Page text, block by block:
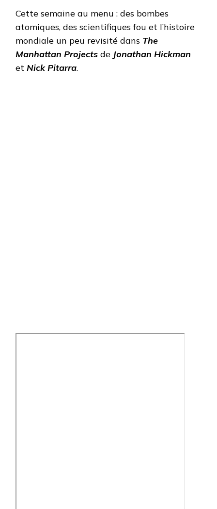
Cette semaine au menu : des bombes
atomiques, des scientifiques fou et l’histoire
mondiale un peu revisité dans The
Manhattan Projects de Jonathan Hickman
et Nick Pitarra.